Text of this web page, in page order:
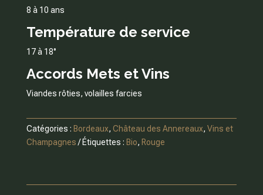
8 à 10 ans
Température de service
17 à 18°
Accords Mets et Vins
Viandes rôties, volailles farcies
Catégories : Bordeaux, Château des Annereaux, Vins et
Champagnes
Étiquettes : Bio, Rouge